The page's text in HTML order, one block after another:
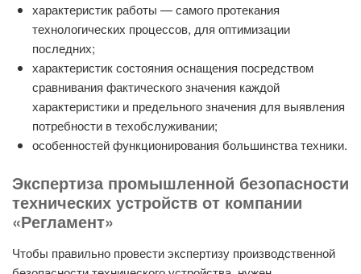
характеристик работы — самого протекания
технологических процессов, для оптимизации
последних;
характеристик состояния оснащения посредством
сравнивания фактического значения каждой
характеристики и предельного значения для выявления
потребности в техобслуживании;
особенностей функционирования большинства техники.
Экспертиза промышленной безопасности
технических устройств от компании
«Регламент»
Чтобы правильно провести экспертизу производственной